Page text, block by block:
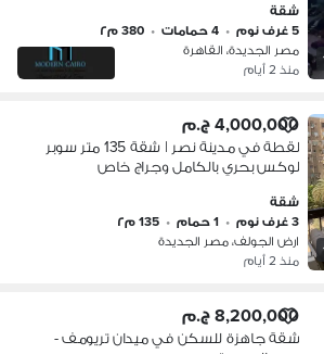
بالشقة ريسبشن ٤ قطع ٥ غرف
شقة
5 غرف نوم
• 4 حمامات • 380 م٢
مصر الجديدة، القاهرة
منذ 2 أيام
4,000,000 ج.م
لقطة في مدينة نصر | شقة 135 متر سوبر
لوكس بحري بالكامل وجراج خاص
شقة
3 غرف نوم
• 1 حمام • 135 م٢
ارض الجولف، مصر الجديدة
منذ 2 أيام
8,200,000 ج.م
شقة جاهزة للسكن في ميدان تريومف -